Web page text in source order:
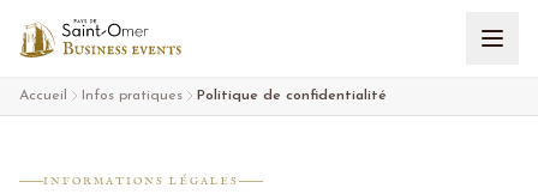
Accueil Infos pratiques Politique de confidentialité
INFORMATIONS LÉGALES